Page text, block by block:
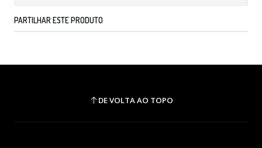
PARTILHAR ESTE PRODUTO
DE VOLTA AO TOPO